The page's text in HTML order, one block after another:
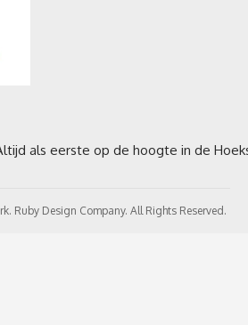
Ruby Design Company. All Rights Reserved.